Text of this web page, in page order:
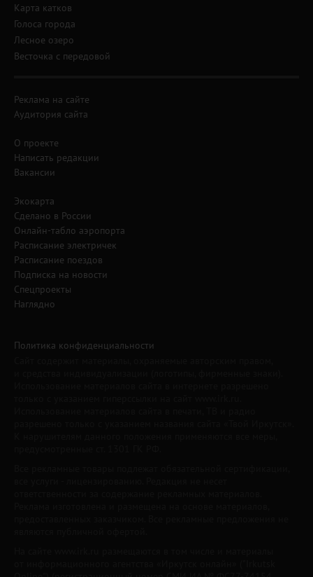
Карта катков
Голоса города
Лесное озеро
Весточка с передовой
Реклама на сайте
Аудитория сайта
О проекте
Написать редакции
Вакансии
Экокарта
Сделано в России
Онлайн-табло аэропорта
Расписание электричек
Расписание поездов
Подписка на новости
Спецпроекты
Наглядно
Политика конфиденциальности